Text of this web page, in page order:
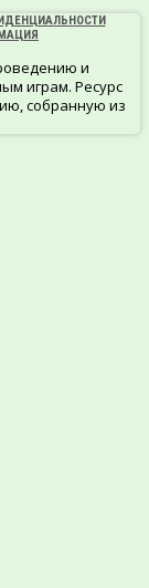
и
играм. Ресурс
собранную из